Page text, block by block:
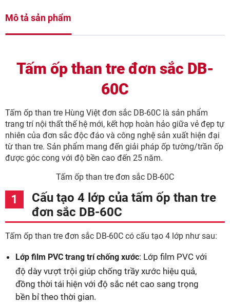
Mô tả sản phẩm
Tấm ốp than tre đơn sắc DB-
60C
Tấm ốp than tre Hùng Việt đơn sắc DB-60C là sản phẩm
trang trí nội thất thế hệ mới, kết hợp hoàn hảo giữa vẻ đẹp tự
nhiên của đơn sắc độc đáo và công nghệ sản xuất hiện đại
từ than tre. Sản phẩm mang đến giải pháp ốp tường/trần ốp
được góc cong với độ bền cao đến 25 năm.
Tấm ốp than tre đơn sắc DB-60C
Cấu tạo 4 lớp của tấm ốp than tre
đơn sắc DB-60C
Tấm ốp than tre đơn sắc DB-60C có cấu tạo 4 lớp như sau:
Lớp film PVC trang trí chống xước: Lớp film PVC với
độ dày vượt trội giúp chống trầy xước hiệu quả,
đồng thời tái hiện với độ sắc nét cao sang trọng
bền bỉ theo thời gian.